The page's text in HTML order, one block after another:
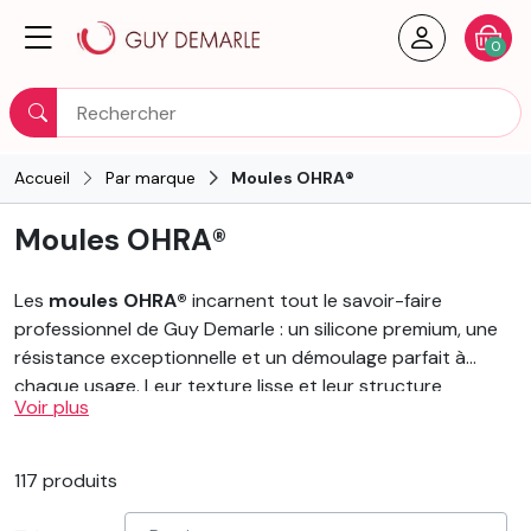
Rechercher
Créer
0
Accueil Par marque Moules OHRA®
Moules OHRA®
Les moules OHRA® incarnent tout le savoir-faire
professionnel de Guy Demarle : un silicone premium, une
résistance exceptionnelle et un démoulage parfait à
chaque usage. Leur texture lisse et leur structure
renforcée garantissent une
préparations les plus délicates.
Voir plus
117 produits